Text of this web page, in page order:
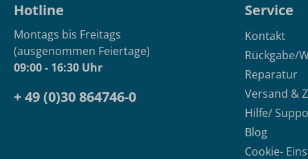
Hotline
Montags bis Freitags
(ausgenommen Feiertage)
09:00 - 16:30 Uhr
+ 49 (0)30 864746-0
Service
Kontakt
Rückgabe/
Reparatur
Versand &
Hilfe/
Blog
Cookie-